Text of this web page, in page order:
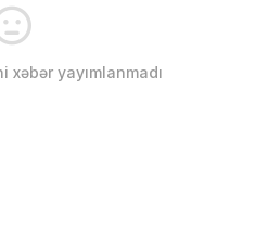
xəbər yayımlanmadı